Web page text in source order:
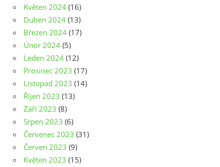
Květen 2024 (16)
Duben 2024 (13)
Březen 2024 (17)
Únor 2024 (5)
Leden 2024 (12)
Prosinec 2023 (17)
Listopad 2023 (14)
Říjen 2023 (13)
Září 2023 (8)
Srpen 2023 (6)
Červenec 2023 (31)
Červen 2023 (9)
Květen 2023 (15)